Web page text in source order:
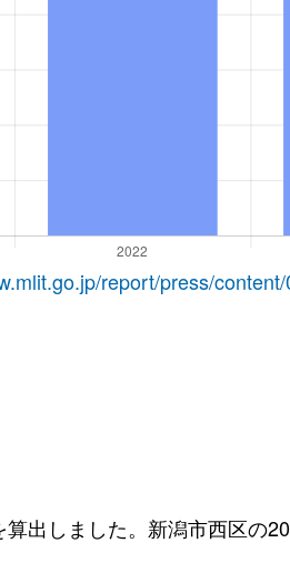
report/press/
出しました。新潟市西区の